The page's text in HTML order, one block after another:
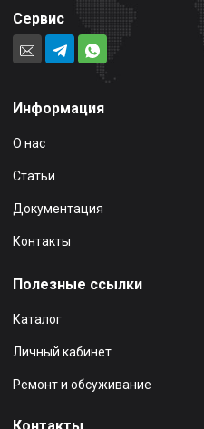
Сервис
Информация
О нас
Статьи
Документация
Контакты
Полезные ссылки
Каталог
Личный кабинет
Ремонт и обсуживание